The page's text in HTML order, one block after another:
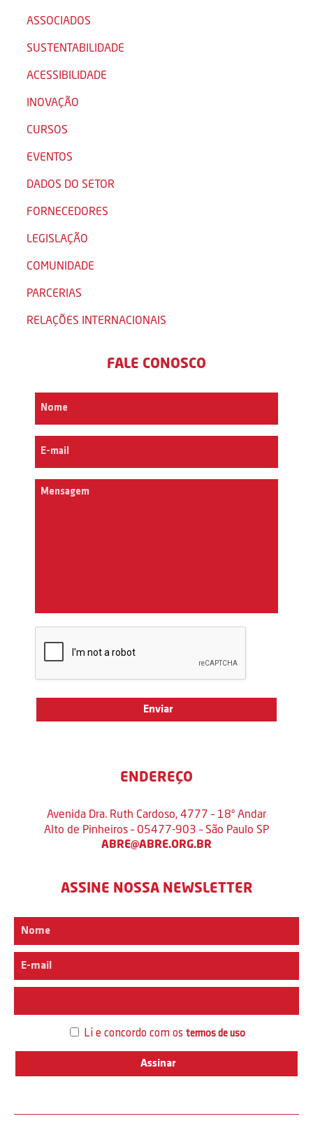
ASSOCIADOS
SUSTENTABILIDADE
ACESSIBILIDADE
INOVAÇÃO
CURSOS
EVENTOS
DADOS DO SETOR
FORNECEDORES
LEGISLAÇÃO
COMUNIDADE
PARCERIAS
RELAÇÕES INTERNACIONAIS
FALE CONOSCO
ENDEREÇO
Avenida Dra. Ruth Cardoso, 4777 – 18º Andar
Alto de Pinheiros – 05477-903 – São Paulo SP
ABRE@ABRE.ORG.BR
ASSINE NOSSA NEWSLETTER
Li e concordo com os termos de uso